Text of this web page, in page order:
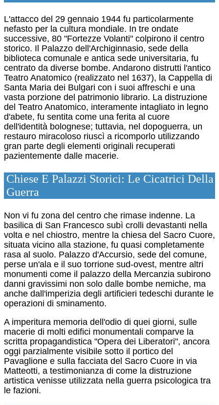
L'attacco del 29 gennaio 1944 fu particolarmente
nefasto per la cultura mondiale. In tre ondate
successive, 80 "Fortezze Volanti" colpirono il centro
storico. Il Palazzo dell'Archiginnasio, sede della
biblioteca comunale e antica sede universitaria, fu
centrato da diverse bombe. Andarono distrutti l'antico
Teatro Anatomico (realizzato nel 1637), la Cappella di
Santa Maria dei Bulgari con i suoi affreschi e una
vasta porzione del patrimonio librario. La distruzione
del Teatro Anatomico, interamente intagliato in legno
d'abete, fu sentita come una ferita al cuore
dell'identità bolognese; tuttavia, nel dopoguerra, un
restauro miracoloso riuscì a ricomporlo utilizzando
gran parte degli elementi originali recuperati
pazientemente dalle macerie.
Chiese E Palazzi Storici: Le Cicatrici Della
Guerra
Non vi fu zona del centro che rimase indenne. La
basilica di San Francesco subì crolli devastanti nella
volta e nel chiostro, mentre la chiesa del Sacro Cuore,
situata vicino alla stazione, fu quasi completamente
rasa al suolo. Palazzo d'Accursio, sede del comune,
perse un'ala e il suo torrione sud-ovest, mentre altri
monumenti come il palazzo della Mercanzia subirono
danni gravissimi non solo dalle bombe nemiche, ma
anche dall'imperizia degli artificieri tedeschi durante le
operazioni di sminamento.
A imperitura memoria dell'odio di quei giorni, sulle
macerie di molti edifici monumentali comparve la
scritta propagandistica "Opera dei Liberatori", ancora
oggi parzialmente visibile sotto il portico del
Pavaglione e sulla facciata del Sacro Cuore in via
Matteotti, a testimonianza di come la distruzione
artistica venisse utilizzata nella guerra psicologica tra
le fazioni.